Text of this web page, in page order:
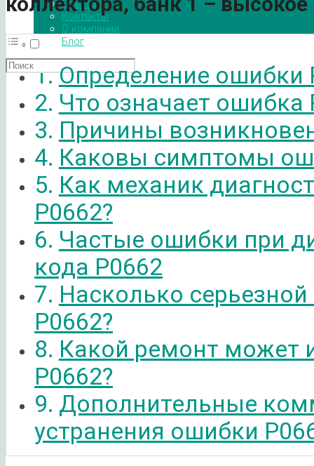
Оплата
Контакты
О компании
Блог
Определение ошибки
Что означает ошибка
Причины
Каковы симптомы
Как механик
P0662?
Частые ошибки при
кода P0662
Насколько
P0662?
Какой ремонт может
P0662?
Дополнительные
устранения ошибки